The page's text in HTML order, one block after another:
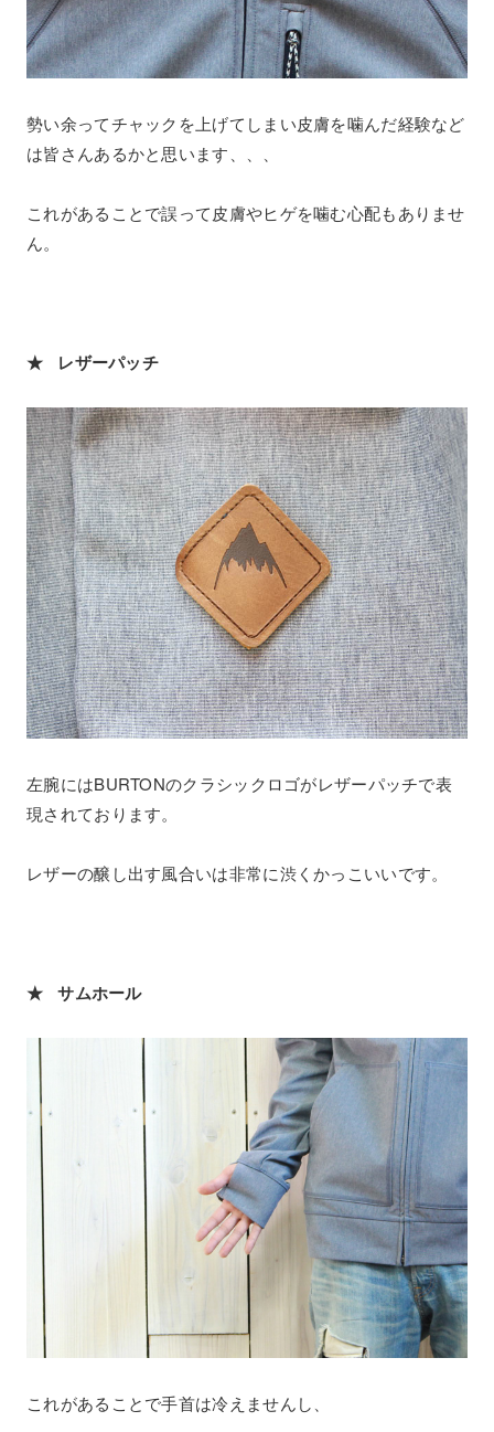
勢い余ってチャックを上げてしまい皮膚を噛んだ経験など
は皆さんあるかと思います、、、
これがあることで誤って皮膚やヒゲを噛む心配もありませ
ん。
★ レザーパッチ
左腕にはBURTONのクラシックロゴがレザーパッチで表
現されております。
レザーの醸し出す風合いは非常に渋くかっこいいです。
★ サムホール
これがあることで手首は冷えませんし、